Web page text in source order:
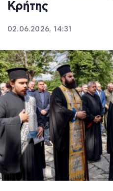
Κρήτης
02.06.2026, 14:31